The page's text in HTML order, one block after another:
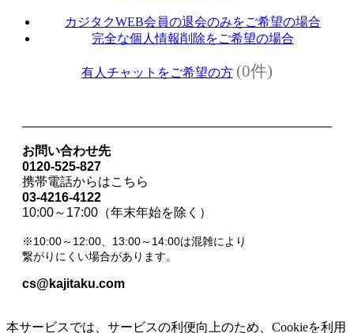
カジタクWEB会員の退会のみをご希望の場合
完全な個人情報削除をご希望の場合
有人チャットをご希望の方 (0件)
お問い合わせ先
0120-525-827
携帯電話からはこちら
03-4216-4122
10:00～17:00（年末年始を除く）
※10:00～12:00、13:00～14:00は混雑により
繋がりにくい場合があります。
cs@kajitaku.com
本サービスでは、サービスの利便向上のため、Cookieを利用